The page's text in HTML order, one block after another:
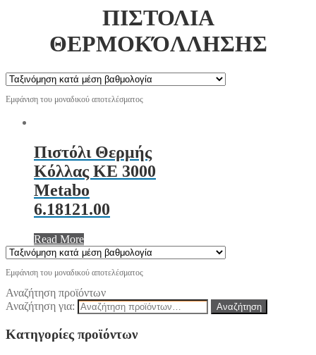
ΠΙΣΤΟΛΙΑ
ΘΕΡΜΟΚΌΛΛΗΣΗΣ
Εμφάνιση του μοναδικού αποτελέσματος
Πιστόλι Θερμής
Κόλλας KE 3000
Metabo
6.18121.00
Read More
Εμφάνιση του μοναδικού αποτελέσματος
Αναζήτηση προϊόντων
Αναζήτηση για:
Αναζήτηση
Κατηγορίες προϊόντων